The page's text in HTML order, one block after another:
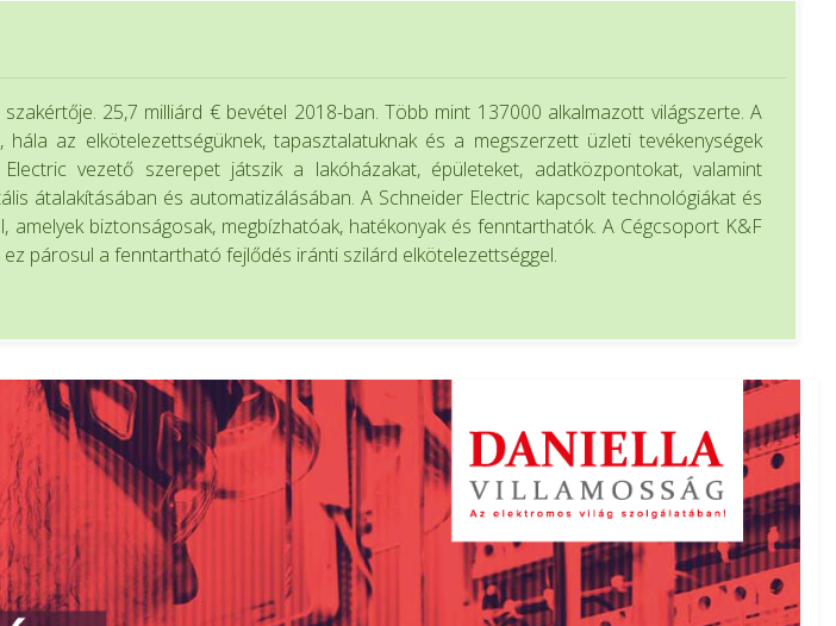
25,7 milliárd € bevétel 2018-ban. Több mint 137000 alkalmazott világszerte. A
az elkötelezettségüknek, tapasztalatuknak és a megszerzett üzleti tevékenységek
vezető szerepet játszik a lakóházakat, épületeket, adatközpontokat, valamint
átalakításában és automatizálásában. A Schneider Electric kapcsolt technológiákat és
biztonságosak, megbízhatóak, hatékonyak és fenntarthatók. A Cégcsoport K&F
párosul a fenntartható fejlődés iránti szilárd elkötelezettséggel.